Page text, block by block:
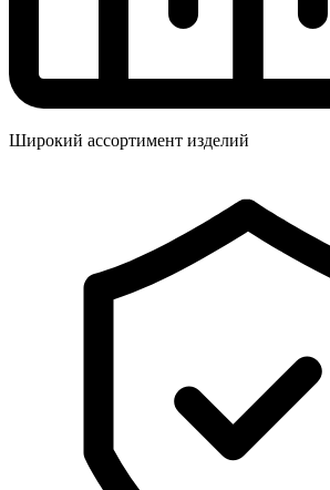
Широкий ассортимент изделий